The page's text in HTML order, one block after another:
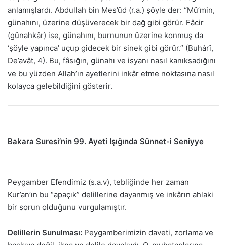
anlamışlardı. Abdullah bin Mes’ûd (r.a.) şöyle der: “Mü’min,
günahını, üzerine düşüverecek bir dağ gibi görür. Fâcir
(günahkâr) ise, günahını, burnunun üzerine konmuş da
‘şöyle yapınca’ uçup gidecek bir sinek gibi görür.” (Buhârî,
De’avât, 4). Bu, fâsığın, günahı ve isyanı nasıl kanıksadığını
ve bu yüzden Allah’ın ayetlerini inkâr etme noktasına nasıl
kolayca gelebildiğini gösterir.
Bakara Suresi’nin 99. Ayeti Işığında Sünnet-i Seniyye
Peygamber Efendimiz (s.a.v), tebliğinde her zaman
Kur’an’ın bu “apaçık” delillerine dayanmış ve inkârın ahlaki
bir sorun olduğunu vurgulamıştır.
Delillerin Sunulması: Peygamberimizin daveti, zorlama ve